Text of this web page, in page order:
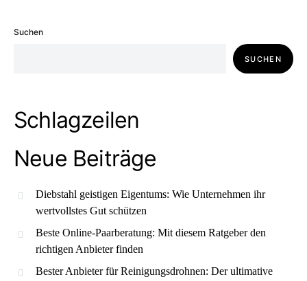
Suchen
SUCHEN
Schlagzeilen
Neue Beiträge
Diebstahl geistigen Eigentums: Wie Unternehmen ihr
wertvollstes Gut schützen
Beste Online-Paarberatung: Mit diesem Ratgeber den
richtigen Anbieter finden
Bester Anbieter für Reinigungsdrohnen: Der ultimative